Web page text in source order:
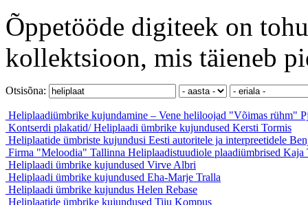
Õppetööde digiteek on
kollektsioon, mis täieneb
Otsisõna:
Heliplaadiümbrike kujundamine – Vene heliloojad "Võimas rühm"
Kontserdi plakatid/ Heliplaadi ümbrike kujundused Kersti Tormis
Heliplaatide ümbriste kujundusi Eesti autoritele ja interpreetidele
Firma "Meloodia" Tallinna Heliplaadistuudiole plaadiümbrised Kaja
Heliplaadi ümbrike kujundused Virve Albri
Heliplaadi ümbrike kujundused Eha-Marje Tralla
Heliplaadi ümbrike kujundus Helen Rebase
Heliplaatide ümbrike kujundused Tiiu Kompus